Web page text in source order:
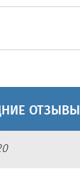
ОТЗЫВЫ